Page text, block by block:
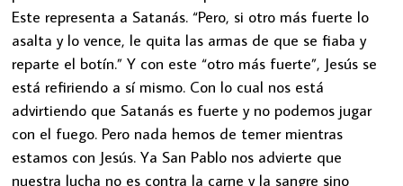
Este representa a Satanás. “Pero, si otro más fuerte lo
asalta y lo vence, le quita las armas de que se fiaba y
reparte el botín.” Y con este “otro más fuerte”, Jesús se
está refiriendo a sí mismo. Con lo cual nos está
advirtiendo que Satanás es fuerte y no podemos jugar
con el fuego. Pero nada hemos de temer mientras
estamos con Jesús. Ya San Pablo nos advierte que
nuestra lucha no es contra la carne y la sangre sino